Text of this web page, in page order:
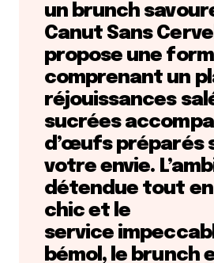
un brunch
Canut Sans
propose une
comprenant un
réjouissances
sucrées
d’œufs préparés
votre envie.
détendue tout
chic et le
service
bémol, le brunch